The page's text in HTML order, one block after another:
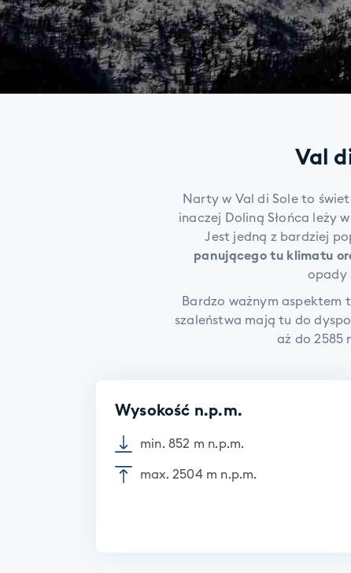
Val
Narty w Val di Sole to
inaczej Doliną Słońca leży
Jest jedną z bardziej
panującego tu klimatu
opady
Bardzo ważnym aspektem
szaleństwa mają tu do
aż do 2585
Wysokość n.p.m.
min. 852 m n.p.m.
max. 2504 m n.p.m.